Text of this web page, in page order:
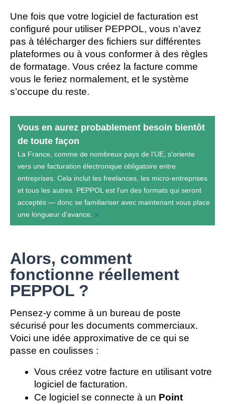
Une fois que votre logiciel de facturation est
configuré pour utiliser PEPPOL, vous n’avez
pas à télécharger des fichiers sur différentes
plateformes ou à vous conformer à des règles
de formatage. Vous créez la facture comme
vous le feriez normalement, et le système
s’occupe du reste.
Vous en aurez probablement besoin bientôt
de toute façon
La France, comme de nombreux pays de l'UE, s'oriente
vers une facturation électronique obligatoire entre
entreprises. Cela inclut les freelances, les micro-entreprises
et tous les autres. PEPPOL est l'un des formats qui seront
acceptés — donc se familiariser avec maintenant vous place
une longueur d'avance. ×
Alors, comment
fonctionne réellement
PEPPOL ?
Pensez-y comme à un bureau de poste
sécurisé pour les documents commerciaux.
Voici une idée approximative de ce qui se
passe en coulisses :
Vous créez votre facture en utilisant votre
logiciel de facturation.
Ce logiciel se connecte à un Point